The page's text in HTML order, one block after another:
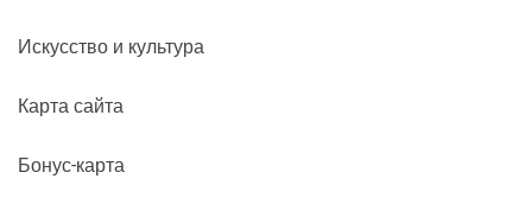
Искусство и культура
Карта сайта
Бонус-карта